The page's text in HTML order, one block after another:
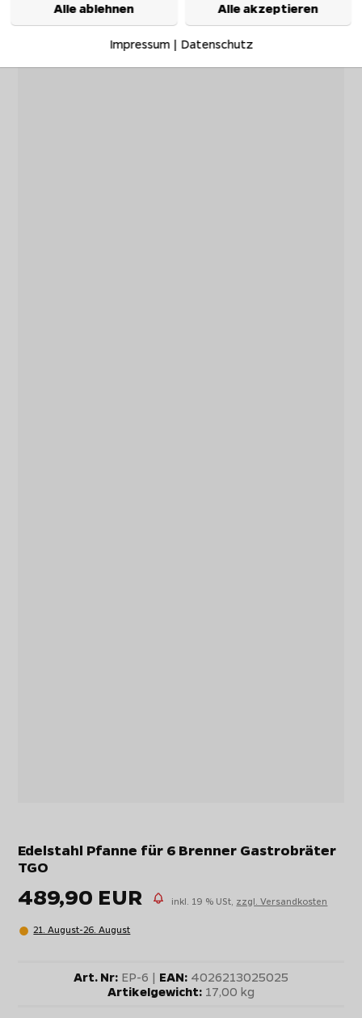
Edelstahl Pfanne für 6 Brenner Gastrobräter
TGO
489,90 EUR inkl. 19 % USt, zzgl. Versandkosten
21. August-26. August
Art. Nr: EP-6 | EAN: 4026213025025
Artikelgewicht: 17,00 kg
Alle ablehnen Alle akzeptieren
Impressum| Datenschutz